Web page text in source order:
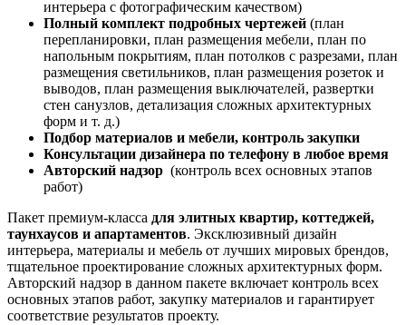
интерьера с фотографическим качеством)
Полный комплект подробных чертежей (план
перепланировки, план размещения мебели, план по
напольным покрытиям, план потолков с разрезами, план
размещения светильников, план размещения розеток и
выводов, план размещения выключателей, развертки
стен санузлов, детализация сложных архитектурных
форм и т. д.)
Подбор материалов и мебели, контроль закупки
Консультации дизайнера по телефону в любое время
Авторский надзор (контроль всех основных этапов
работ)
Пакет премиум-класса для элитных квартир, коттеджей,
таунхаусов и апартаментов. Эксклюзивный дизайн
интерьера, материалы и мебель от лучших мировых брендов,
тщательное проектирование сложных архитектурных форм.
Авторский надзор в данном пакете включает контроль всех
основных этапов работ, закупку материалов и гарантирует
соответствие результатов проекту.